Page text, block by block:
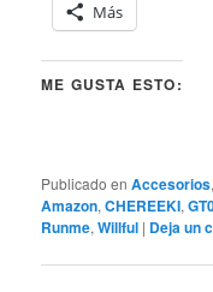
Más
ME GUSTA ESTO:
Publicado en Accesorios
Amazon,CHEREEKI,
Runme,Willful | Deja un